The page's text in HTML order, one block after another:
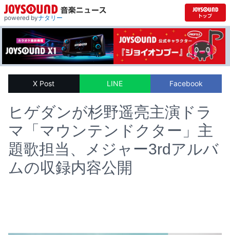
powered byナタリー
X Post LINE Facebook
ヒゲダンが杉野遥亮主演ドラ
マ「マウンテンドクター」主
題歌担当、メジャー3rdアルバ
ムの収録内容公開